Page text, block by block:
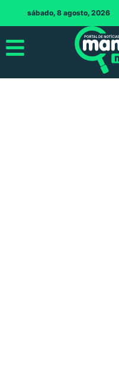
sábado, 8 agosto, 2026